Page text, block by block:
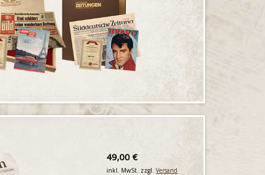
49,00 €
inkl. MwSt. zzgl.Versand